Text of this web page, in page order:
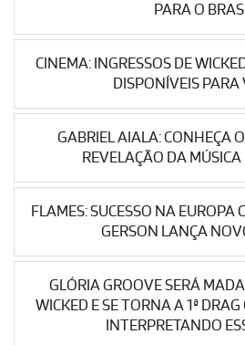
PARA O
CINEMA: INGRESSOS DE
DISPONÍVEIS PARA
GABRIEL AIALA: CONHEÇA
REVELAÇÃO DA MÚSICA
FLAMES: SUCESSO NA EUROPA
GERSON LANÇA
GLÓRIA GROOVE SERÁ
WICKED E SE TORNA A 1ª
INTERPRETANDO